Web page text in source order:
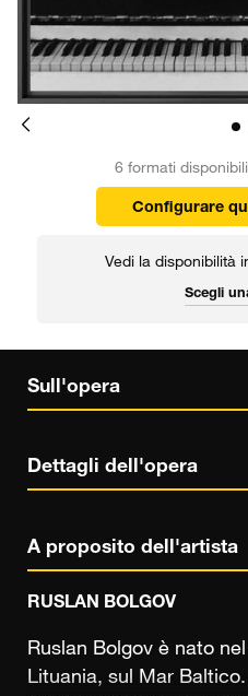
6 formati
Configurare
Vedi la disponibilità
Scegli
Sull'opera
Dettagli dell'opera
A proposito dell'artista
RUSLAN BOLGOV
Ruslan Bolgov è nato
Lituania, sul Mar